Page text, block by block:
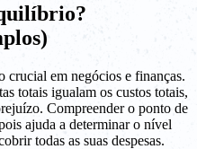
em negócios e finanças.
totais igualam os custos totais,
Compreender o ponto de
ajuda a determinar o nível
todas as suas despesas.